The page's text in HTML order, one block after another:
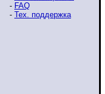
- FAQ
- Тех. поддержка